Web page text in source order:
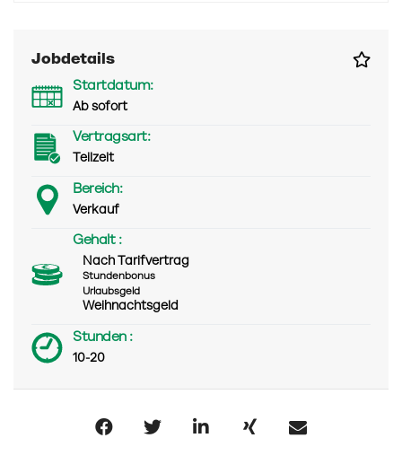
Jobdetails
Startdatum:
Ab sofort
Vertragsart:
Teilzeit
Bereich:
Verkauf
Gehalt :
Nach Tarifvertrag
Stundenbonus
Urlaubsgeld
Weihnachtsgeld
Stunden :
10-20